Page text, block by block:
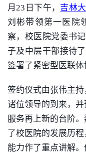
月23日下午， 吉林
刘彬带领第一医院
察，校医院党委书
子及中层干部接待
签署了紧密型医联体
签约仪式由张伟主
诸位领导的到来，
服务再上新的台阶
了校医院的发展历
能力作了重点讲解